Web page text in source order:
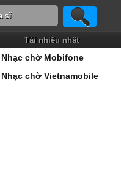
Tải nhiều nhất
Nhạc chờ Mobifone
Nhạc chờ Vietnamobile